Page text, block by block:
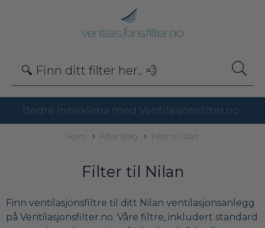
Bedre inneklima med Ventilasjonsfilter.no
Hjem Filter Bolig Filter til Nilan
Filter til Nilan
Finn ventilasjonsfiltre til ditt Nilan ventilasjonsanlegg
på Ventilasjonsfilter.no. Våre filtre, inkludert standard